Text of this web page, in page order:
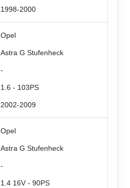
1998-2000
Opel
Astra G Stufenheck
-
1.6 - 103PS
2002-2009
Opel
Astra G Stufenheck
-
1.4 16V - 90PS